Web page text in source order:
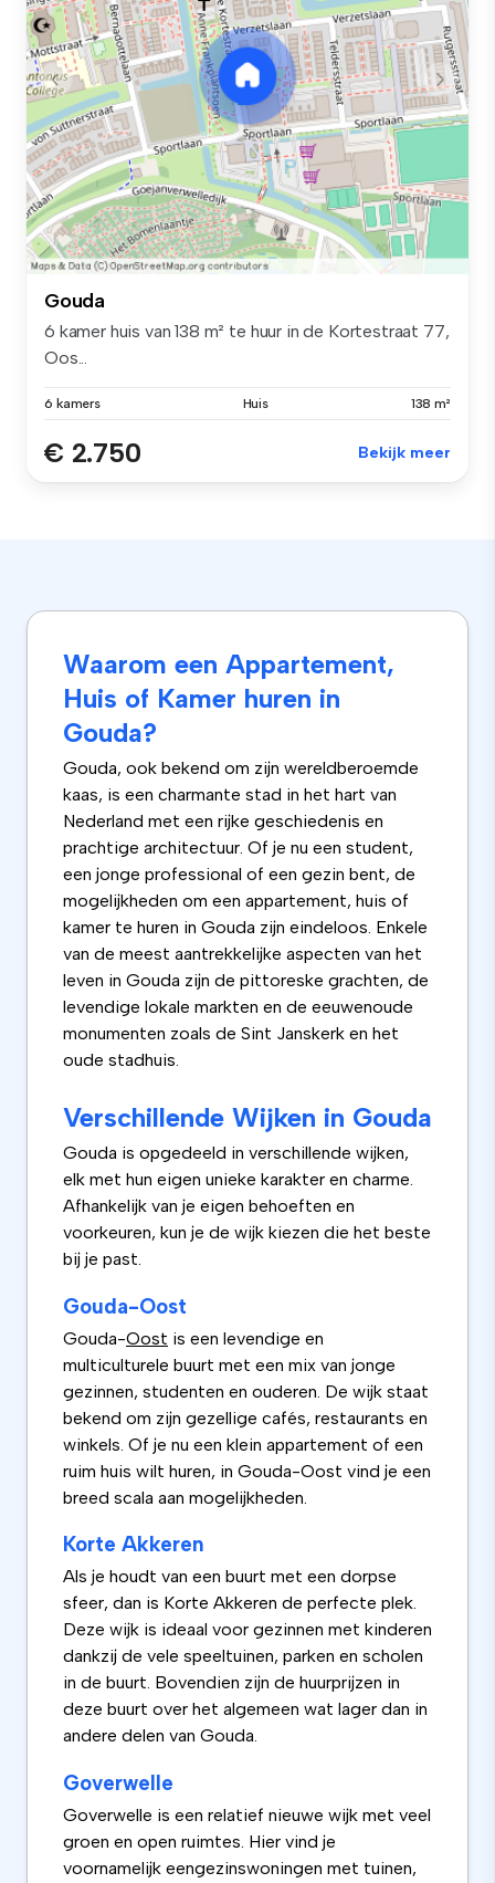
Gouda
6 kamer huis van 138 m² te huur in de Kortestraat 77,
Oos...
6 kamers Huis 138 m²
€ 2.750 Bekijk meer
Waarom een Appartement,
Huis of Kamer huren in
Gouda?
Gouda, ook bekend om zijn wereldberoemde
kaas, is een charmante stad in het hart van
Nederland met een rijke geschiedenis en
prachtige architectuur. Of je nu een student,
een jonge professional of een gezin bent, de
mogelijkheden om een appartement, huis of
kamer te huren in Gouda zijn eindeloos. Enkele
van de meest aantrekkelijke aspecten van het
leven in Gouda zijn de pittoreske grachten, de
levendige lokale markten en de eeuwenoude
monumenten zoals de Sint Janskerk en het
oude stadhuis.
Verschillende Wijken in Gouda
Gouda is opgedeeld in verschillende wijken,
elk met hun eigen unieke karakter en charme.
Afhankelijk van je eigen behoeften en
voorkeuren, kun je de wijk kiezen die het beste
bij je past.
Gouda-Oost
Gouda-Oost is een levendige en
multiculturele buurt met een mix van jonge
gezinnen, studenten en ouderen. De wijk staat
bekend om zijn gezellige cafés, restaurants en
winkels. Of je nu een klein appartement of een
ruim huis wilt huren, in Gouda-Oost vind je een
breed scala aan mogelijkheden.
Korte Akkeren
Als je houdt van een buurt met een dorpse
sfeer, dan is Korte Akkeren de perfecte plek.
Deze wijk is ideaal voor gezinnen met kinderen
dankzij de vele speeltuinen, parken en scholen
in de buurt. Bovendien zijn de huurprijzen in
deze buurt over het algemeen wat lager dan in
andere delen van Gouda.
Goverwelle
Goverwelle is een relatief nieuwe wijk met veel
groen en open ruimtes. Hier vind je
voornamelijk eengezinswoningen met tuinen,